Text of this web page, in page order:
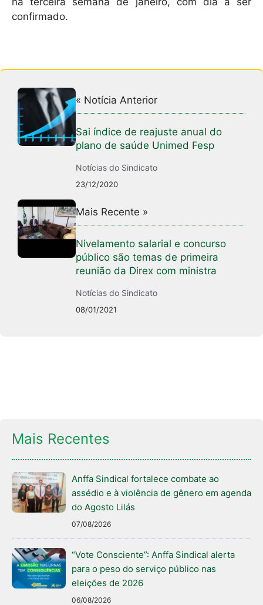
confirmado.
« Notícia Anterior
Sai índice de reajuste anual do
plano de saúde Unimed Fesp
Notícias do Sindicato
23/12/2020
Mais Recente »
Nivelamento salarial e concurso
público são temas de primeira
reunião da Direx com ministra
Notícias do Sindicato
08/01/2021
Mais Recentes
Anffa Sindical fortalece combate ao
assédio e à violência de gênero em agenda
do Agosto Lilás
07/08/2026
“Vote Consciente”: Anffa Sindical alerta
para o peso do serviço público nas
eleições de 2026
06/08/2026